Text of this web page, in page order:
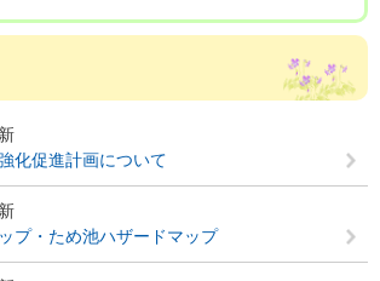
化促進計画について
プ・ため池ハザードマップ